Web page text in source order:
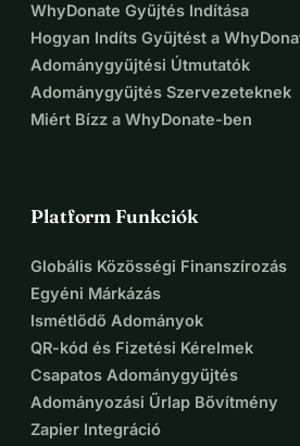
WhyDonate Gyűjtés Indítása
Hogyan Indíts Gyűjtést a
Adománygyűjtési Útmutatók
Adománygyűjtés Szervezeteknek
Miért Bízz a WhyDonate-ben
Platform Funkciók
Globális Közösségi Finanszírozás
Egyéni Márkázás
Ismétlődő Adományok
QR-kód és Fizetési Kérelmek
Csapatos Adománygyűjtés
Adományozási Űrlap Bővítmény
Zapier Integráció